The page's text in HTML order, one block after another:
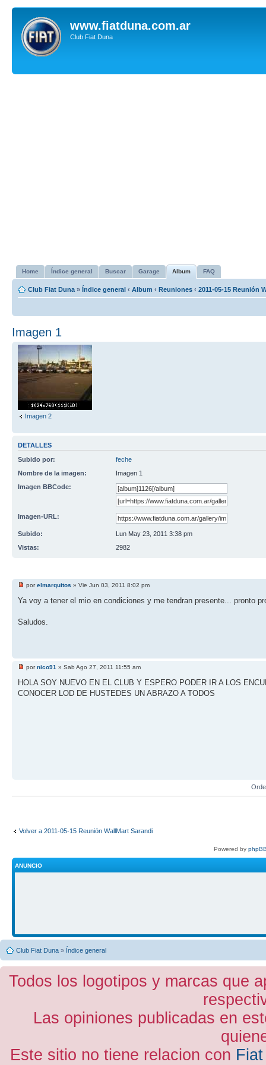
www.fiatduna.com.ar
Club Fiat Duna
Home Índice general Buscar Garage Album FAQ
Club Fiat Duna » Índice general ‹ Album ‹ Reuniones ‹ 2011-05-15 Reunión
Imagen 1
Imagen 2
DETALLES
Subido por:
feche
Nombre de la imagen:
Imagen 1
Imagen BBCode:
Imagen-URL:
Subido:
Lun May 23, 2011 3:38 pm
Vistas:
2982
porelmarquitos » Vie Jun 03, 2011 8:02 pm
Ya voy a tener el mio en condiciones y me tendran presente... pronto
Saludos.
pornico91 » Sab Ago 27, 2011 11:55 am
HOLA SOY NUEVO EN EL CLUB Y ESPERO PODER IR A LOS
CONOCER LOD DE HUSTEDES UN ABRAZO A TODOS
Volver a 2011-05-15 Reunión WallMart Sarandi
Powered by
ANUNCIO
Club Fiat Duna » Índice general
Todos los logotipos y marcas que
Las opiniones publicadas en
Este sitio no tiene relacion con